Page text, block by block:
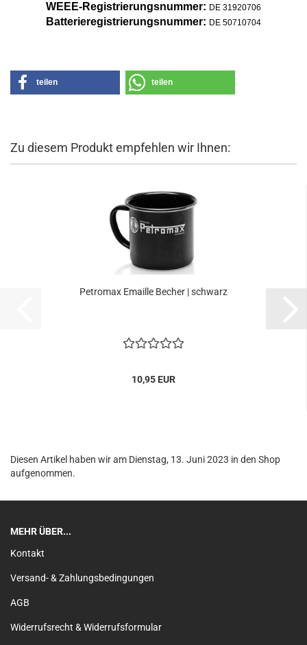
WEEE-Registrierungsnummer: DE 31920706
Batterieregistrierungsnummer: DE 50710704
teilen teilen
Zu diesem Produkt empfehlen wir Ihnen:
Petromax Emaille Becher | schwarz
10,95 EUR
Diesen Artikel haben wir am Dienstag, 13. Juni 2023 in den Shop
aufgenommen.
MEHR ÜBER...
Kontakt
Versand- & Zahlungsbedingungen
AGB
Widerrufsrecht & Widerrufsformular